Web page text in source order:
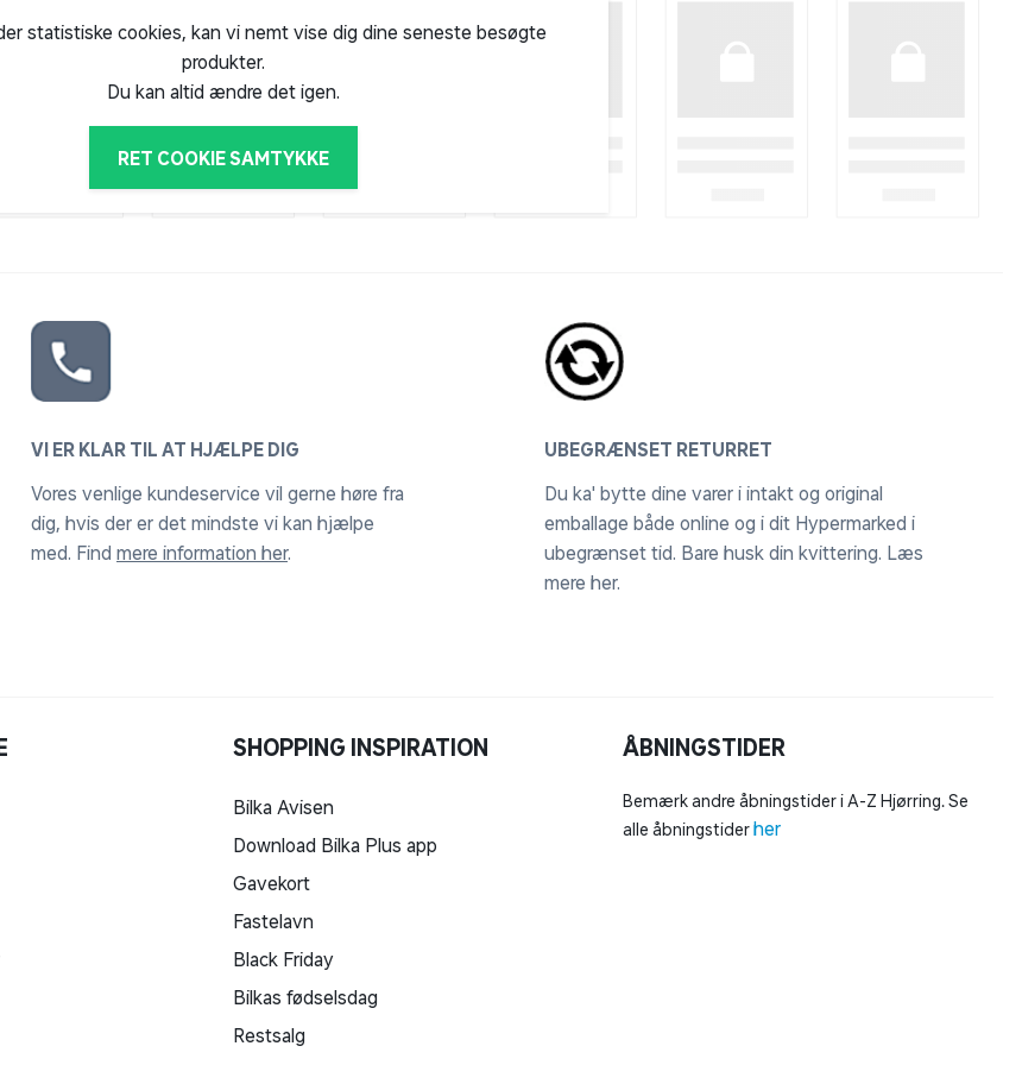
hvilket er din garant for tryg og
statistiske cookies, kan vi nemt vise dig dine seneste besøgte
produkter.
Du kan altid ændre det igen.
RET COOKIE SAMTYKKE
VI ER KLAR TIL AT HJÆLPE DIG
Vores venlige kundeservice vil gerne høre fra
dig, hvis der er det mindste vi kan hjælpe
med. Find mere information her.
UBEGRÆNSET RETURRET
Du ka' bytte dine varer i intakt og original
emballage både online og i dit Hypermarked i
ubegrænset tid. Bare husk din kvittering. Læs
mere her.
SHOPPING INSPIRATION
Bilka Avisen
Download Bilka Plus app
Gavekort
Fastelavn
Black Friday
Bilkas fødselsdag
Restsalg
ÅBNINGSTIDER
Bemærk andre åbningstider i A-Z Hjørring. Se
alle åbningstiderher